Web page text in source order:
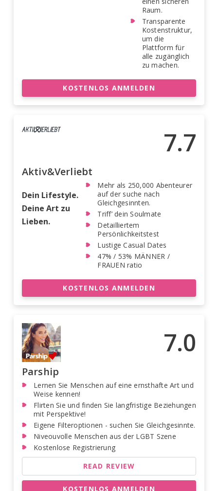
Raum.
Transparente
Kostenstruktur,
um die
Plattform für
alle zugänglich
zu machen.
KOSTENLOS ANMELDEN
7.7
Aktiv&Verliebt
Dein Lifestyle.
Deine Art zu
Lieben.
Mehr als 250,000 Abenteurer
auf der suche nach
Gleichgesinnten.
Triff’ dein Soulmate
Detailliertem
Persönlichkeitstest
Lustige Casual Dates
47% / 53% MÄNNER /
FRAUEN ratio
KOSTENLOS ANMELDEN
7.0
Parship
Lernen Sie Menschen auf eine ernsthafte Art und
Weise kennen!
Flirten Sie und finden Sie langfristige Beziehungen
mit Perspektive!
Eigene Filteroptionen - suchen Sie Gleichgesinnte.
Niveouvolle Menschen aus der LGBT Szene
Kostenlose Registrierung
READ REVIEW
KOSTENLOS ANMELDEN